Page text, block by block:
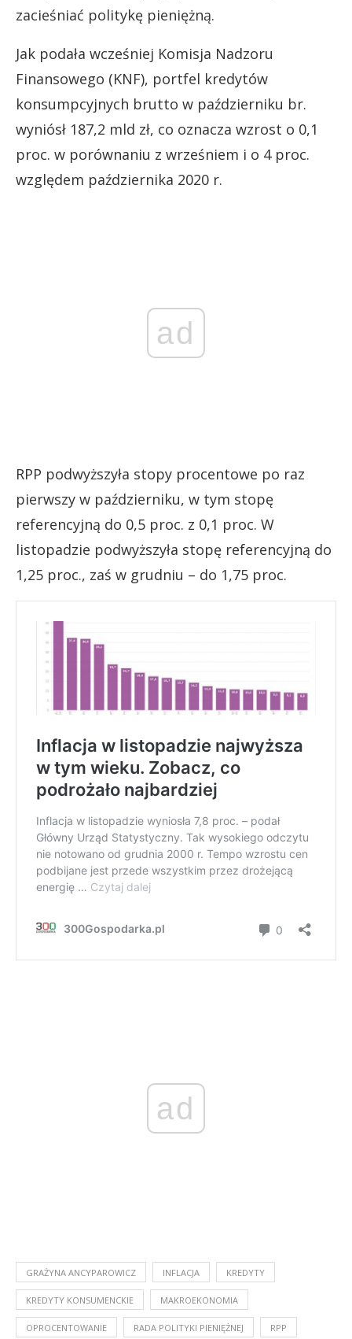
zacieśniać politykę pieniężną.
Jak podała wcześniej Komisja Nadzoru
Finansowego (KNF), portfel kredytów
konsumpcyjnych brutto w październiku br.
wyniósł 187,2 mld zł, co oznacza wzrost o 0,1
proc. w porównaniu z wrześniem i o 4 proc.
względem października 2020 r.
ad
RPP podwyższyła stopy procentowe po raz
pierwszy w październiku, w tym stopę
referencyjną do 0,5 proc. z 0,1 proc. W
listopadzie podwyższyła stopę referencyjną do
1,25 proc., zaś w grudniu – do 1,75 proc.
ad
GRAŻYNA ANCYPAROWICZ INFLACJA KREDYTY
KREDYTY KONSUMENCKIE MAKROEKONOMIA
OPROCENTOWANIE RADA POLITYKI PIENIĘŻNEJ RPP